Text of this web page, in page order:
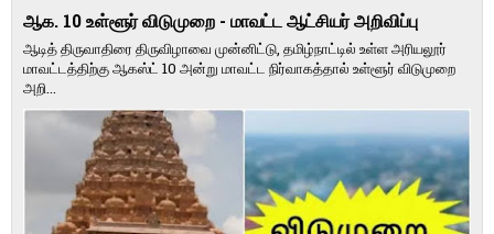
ஆக. 10 உள்ளூர் விடுமுறை - மாவட்ட ஆட்சியர் அறிவிப்பு
ஆடித் திருவாதிரை திருவிழாவை முன்னிட்டு, தமிழ்நாட்டில் உள்ள அரியலூர்
மாவட்டத்திற்கு ஆகஸ்ட் 10 அன்று மாவட்ட நிர்வாகத்தால் உள்ளூர் விடுமுறை
அறி...